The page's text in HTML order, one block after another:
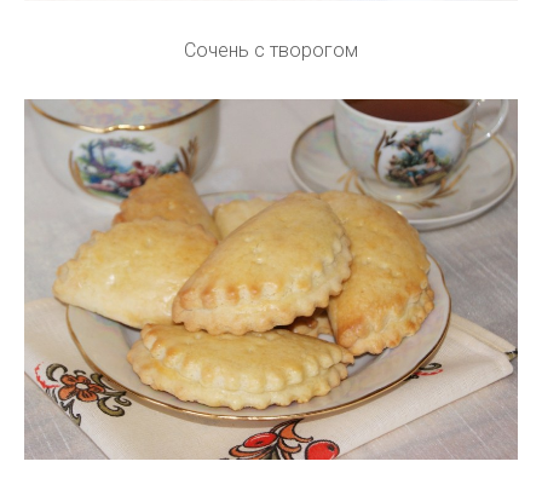
Сочень с творогом